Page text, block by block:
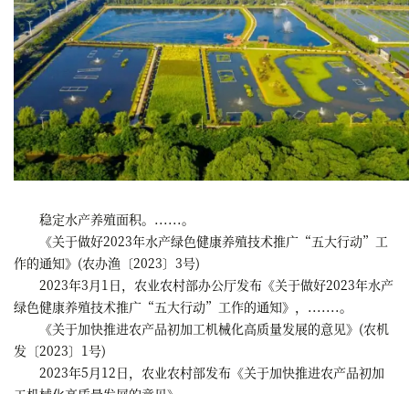
稳定水产养殖面积。......。
《关于做好2023年水产绿色健康养殖技术推广“五大行动”工
作的通知》(农办渔〔2023〕3号)
2023年3月1日，农业农村部办公厅发布《关于做好2023年水产
绿色健康养殖技术推广“五大行动”工作的通知》，.......。
《关于加快推进农产品初加工机械化高质量发展的意见》(农机
发〔2023〕1号)
2023年5月12日，农业农村部发布《关于加快推进农产品初加